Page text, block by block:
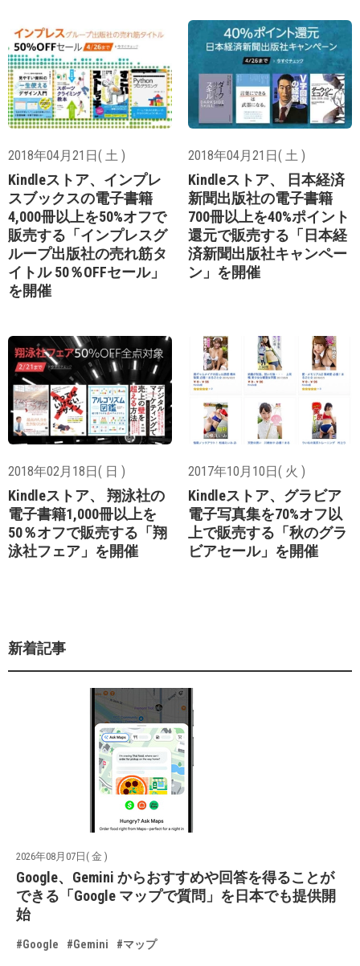
2018年04月21日( 土 )
Kindleストア、インプレ
スブックスの電子書籍
4,000冊以上を50%オフで
販売する「インプレスグ
ループ出版社の売れ筋タ
イトル 50％OFFセール」
を開催
2018年04月21日( 土 )
Kindleストア、 日本経済
新聞出版社の電子書籍
700冊以上を40%ポイント
還元で販売する「日本経
済新聞出版社キャンペー
ン」を開催
2018年02月18日( 日 )
Kindleストア、 翔泳社の
電子書籍1,000冊以上を
50％オフで販売する「翔
泳社フェア」を開催
2017年10月10日( 火 )
Kindleストア、グラビア
電子写真集を70%オフ以
上で販売する「秋のグラ
ビアセール」を開催
新着記事
2026年08月07日( 金 )
Google、Gemini からおすすめや回答を得ることが
できる「Google マップで質問」を日本でも提供開
始
#Google #Gemini #マップ